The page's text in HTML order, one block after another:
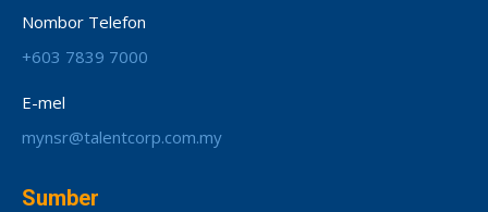
Nombor Telefon
+603 7839 7000
E-mel
mynsr@talentcorp.com.my
Sumber